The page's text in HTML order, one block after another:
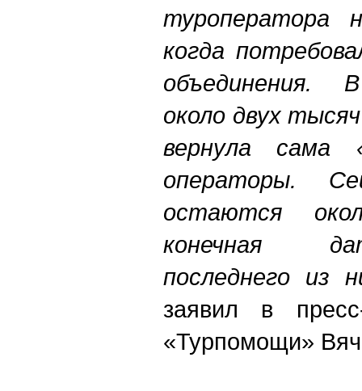
туроператора
когда
объединения.
около двух
вернула сама
операторы.
остаются
конечная
последнего из
заявил в
«Турпомощи»